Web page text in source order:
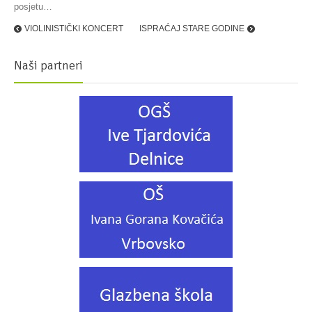
posjetu…
VIOLINISTIČKI KONCERT ISPRAĆAJ STARE GODINE
Naši partneri